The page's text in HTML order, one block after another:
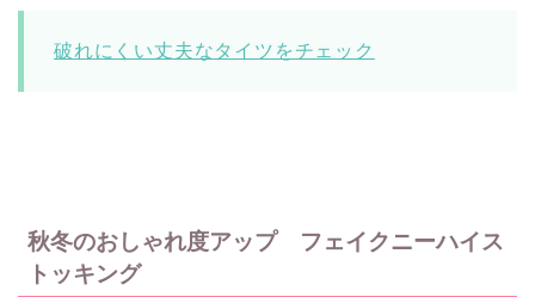
破れにくい丈夫なタイツをチェック
秋冬のおしゃれ度アップ フェイクニーハイス
トッキング